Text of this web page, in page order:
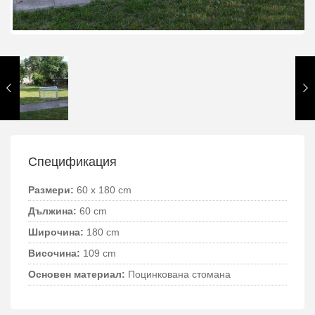
Спецификация
Размери: 60 x 180 cm
Дължина: 60 cm
Широчина: 180 cm
Височина: 109 cm
Основен материал: Поцинкована стомана